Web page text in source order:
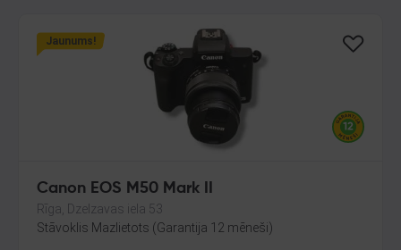
Jaunums!
Canon EOS M50 Mark II
Rīga, Dzelzavas iela 53
Stāvoklis Mazlietots (Garantija 12 mēneši)